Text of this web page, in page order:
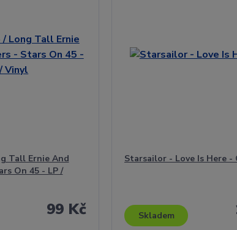
Tall Ernie And
On 45 - LP /
99 Kč
Starsailor - Love Is Here -
Skladem